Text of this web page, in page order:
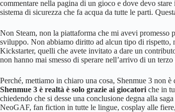
commentare nella pagina di un gioco e dove devo
sistema di sicurezza che fa acqua da tutte le parti.
Non Steam, non la piattaforma che mi avevi
sviluppo. Non abbiamo diritto ad alcun tipo di rispetto,
Kickstarter, quelli che avete invitato a dare un
non hanno mai smesso di sperare nell’arrivo di un
Perché, mettiamo in chiaro una cosa, Shenmue 3 non
Shenmue 3 è realtà è solo grazie ai giocatori che in
chiedendo che si desse una conclusione degna alla
NeoGAF, fan fiction in tutte le lingue, cosplay alle